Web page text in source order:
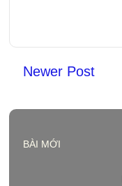
Newer Post
BÀI MỚI